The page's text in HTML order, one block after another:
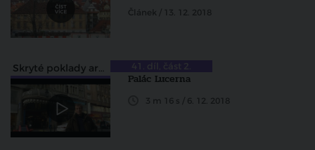
Článek / 13. 12. 2018
Skryté poklady architektury
Palác Lucerna
3 m 16 s / 6. 12. 2018